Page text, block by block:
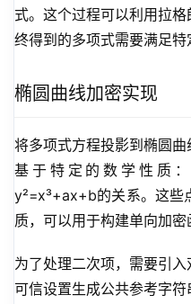
式。这个过程可以利用拉
终得到的多项式需要满足特
椭圆曲线加密实现
将多项式方程投影到椭圆
基于特定的数学性质
y²=x³+ax+b的关系。这些
质，可以用于构建单向加密
为了处理二次项，需要引
可信设置生成公共参考字